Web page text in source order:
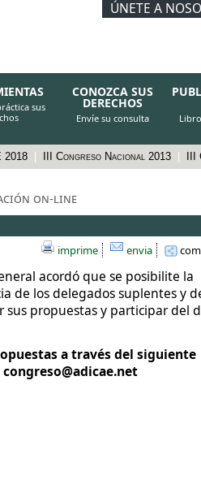
ÚNETE A
2018 III Congreso Nacional 2013
sus
CONOZCA SUS
DERECHOS
Envíe su consulta
on-line
imprime envia
acordó que se posibilite la
de los delegados suplentes y
propuestas y participar del
a través del siguiente